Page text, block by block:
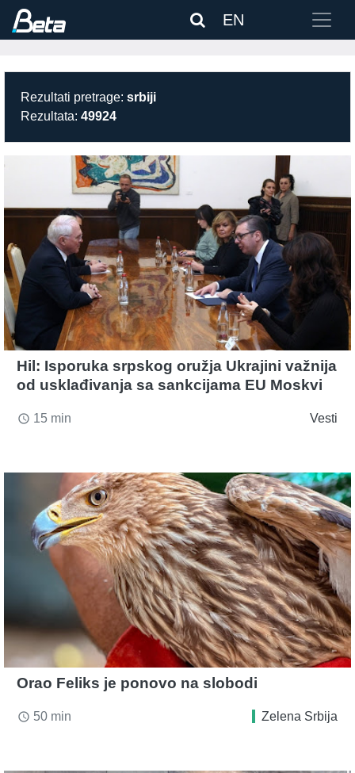
EN
Rezultati pretrage: srbiji
Rezultata: 49924
Hil: Isporuka srpskog oružja Ukrajini važnija
od usklađivanja sa sankcijama EU Moskvi
access_time 15 min Vesti
Orao Feliks je ponovo na slobodi
access_time 50 min Zelena Srbija